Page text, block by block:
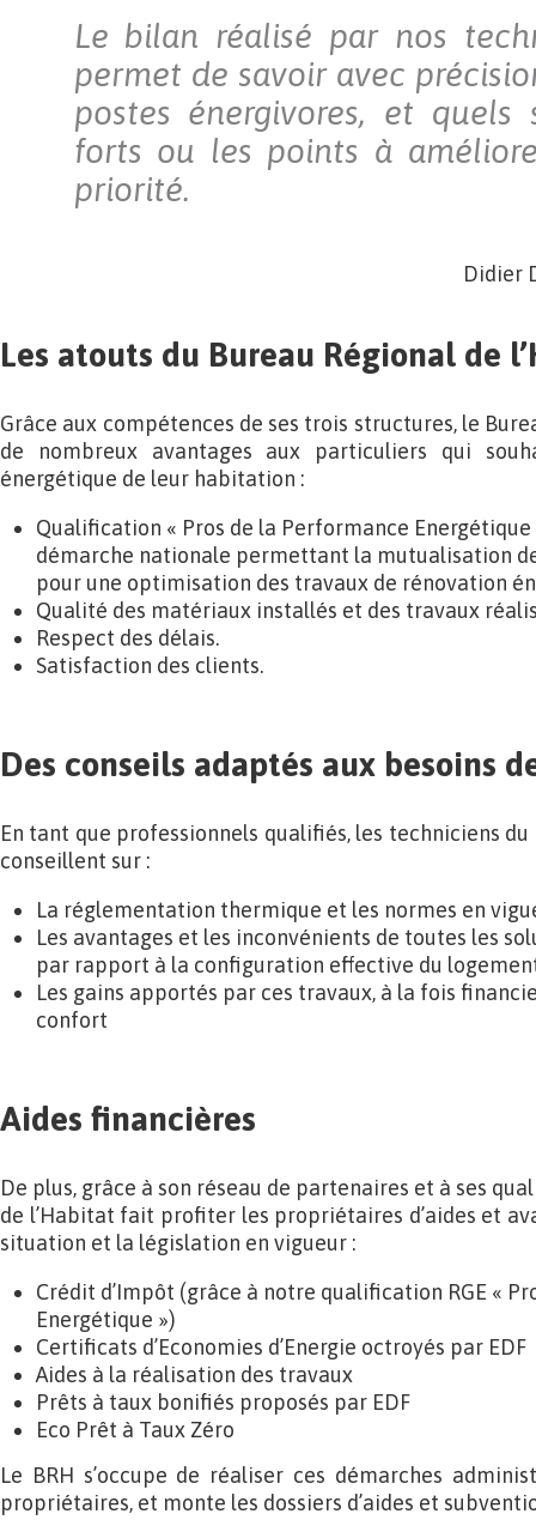
Le bilan réalisé par nos
permet de savoir avec
postes énergivores, et
forts ou les points à
priorité.
Didier
Les atouts du Bureau Régional de
Grâce aux compétences de ses trois structures, le
de nombreux avantages aux particuliers qui
énergétique de leur habitation :
Qualification « Pros de la Performance Energétique
démarche nationale permettant la mutualisation
pour une optimisation des travaux de rénovation
Qualité des matériaux installés et des travaux
Respect des délais.
Satisfaction des clients.
Des conseils adaptés aux besoins
En tant que professionnels qualifiés, les techniciens
conseillent sur :
La réglementation thermique et les normes en
Les avantages et les inconvénients de toutes les
par rapport à la configuration effective du
Les gains apportés par ces travaux, à la fois
confort
Aides financières
De plus, grâce à son réseau de partenaires et à ses
de l’Habitat fait profiter les propriétaires d’aides et
situation et la législation en vigueur :
Crédit d’Impôt (grâce à notre qualification RGE «
Energétique »)
Certificats d’Economies d’Energie octroyés par EDF
Aides à la réalisation des travaux
Prêts à taux bonifiés proposés par EDF
Eco Prêt à Taux Zéro
Le BRH s’occupe de réaliser ces démarches
propriétaires, et monte les dossiers d’aides et